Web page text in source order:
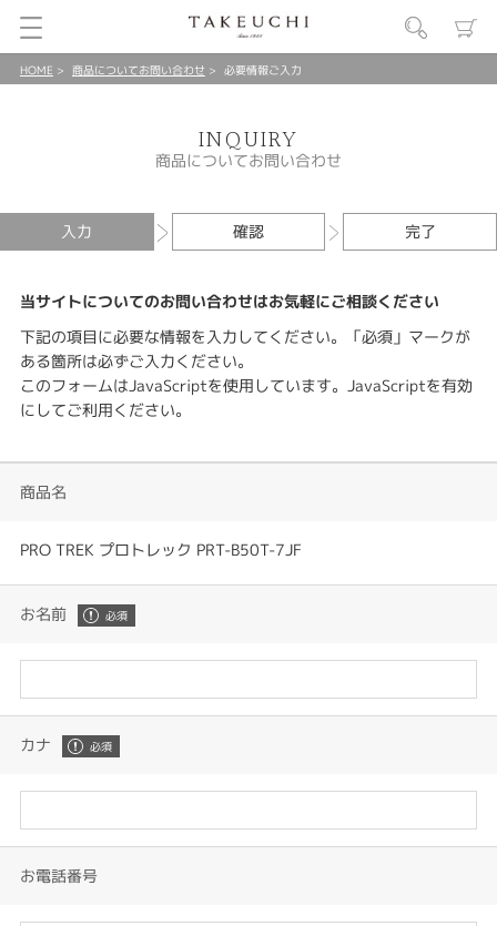
HOME 商品についてお問い合わせ 必要情報ご入力
INQUIRY
商品についてお問い合わせ
入力 確認 完了
当サイトについてのお問い合わせはお気軽にご相談ください
下記の項目に必要な情報を入力してください。「必須」マークが
ある箇所は必ずご入力ください。
このフォームはJavaScriptを使用しています。JavaScriptを有効
にしてご利用ください。
商品名
PRO TREK プロトレック PRT-B50T-7JF
お名前
カナ
お電話番号